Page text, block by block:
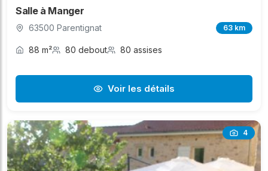
Salle à Manger
63500 Parentignat 63 km
88 m² 80 debout 80 assises
Voir les détails
4